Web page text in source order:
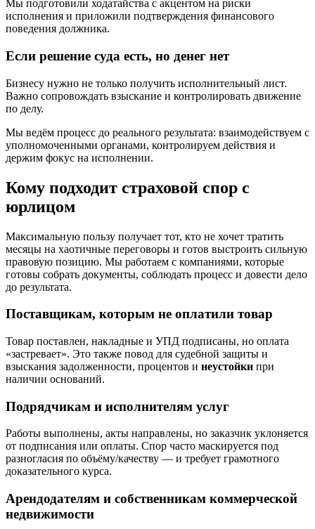
Мы подготовили ходатайства с акцентом на риски
исполнения и приложили подтверждения финансового
поведения должника.
Если решение суда есть, но денег нет
Бизнесу нужно не только получить исполнительный лист.
Важно сопровождать взыскание и контролировать движение
по делу.
Мы ведём процесс до реального результата: взаимодействуем с
уполномоченными органами, контролируем действия и
держим фокус на исполнении.
Кому подходит страховой спор с
юрлицом
Максимальную пользу получает тот, кто не хочет тратить
месяцы на хаотичные переговоры и готов выстроить сильную
правовую позицию. Мы работаем с компаниями, которые
готовы собрать документы, соблюдать процесс и довести дело
до результата.
Поставщикам, которым не оплатили товар
Товар поставлен, накладные и УПД подписаны, но оплата
«застревает». Это также повод для судебной защиты и
взыскания задолженности, процентов и неустойки при
наличии оснований.
Подрядчикам и исполнителям услуг
Работы выполнены, акты направлены, но заказчик уклоняется
от подписания или оплаты. Спор часто маскируется под
разногласия по объёму/качеству — и требует грамотного
доказательного курса.
Арендодателям и собственникам коммерческой
недвижимости